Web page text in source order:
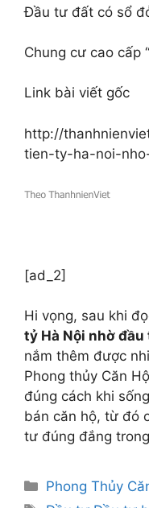
Đầu tư đất có sổ
Chung cư cao cấp
Link bài viết gốc
http://
tien-ty-ha-noi-
[ad_2]
Hi vọng, sau khi
tỷ Hà Nội nhờ
nắm thêm được
Phong thủy Căn
đúng cách khi
bán căn hộ, từ đó
tư đúng đắng
Danh
mục
Phong Thủy